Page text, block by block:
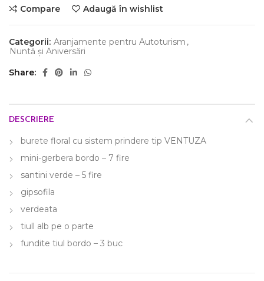
Compare Adaugă în wishlist
Categorii: Aranjamente pentru Autoturism ,
Nuntă și Aniversări
Share
DESCRIERE
burete floral cu sistem prindere tip VENTUZA
mini-gerbera bordo – 7 fire
santini verde – 5 fire
gipsofila
verdeata
tiull alb pe o parte
fundite tiul bordo – 3 buc